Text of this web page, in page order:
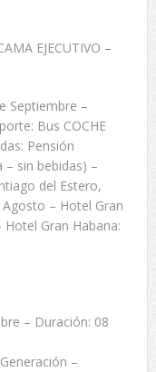
EJECUTIVO –
Septiembre –
Bus COCHE
Pensión
– sin bebidas) –
del Estero,
– Hotel Gran
Gran Habana:
– Duración: 08
–